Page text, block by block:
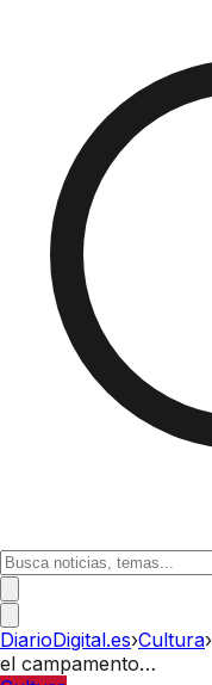
DiarioDigital.es›Cultura›
el campamento…